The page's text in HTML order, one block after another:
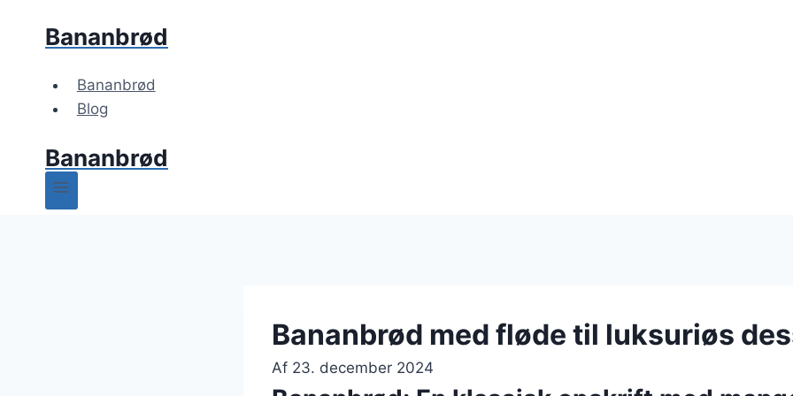
Bananbrød
Bananbrød
Blog
Bananbrød
Bananbrød med fløde til luksuriøs
Af 23. december 2024